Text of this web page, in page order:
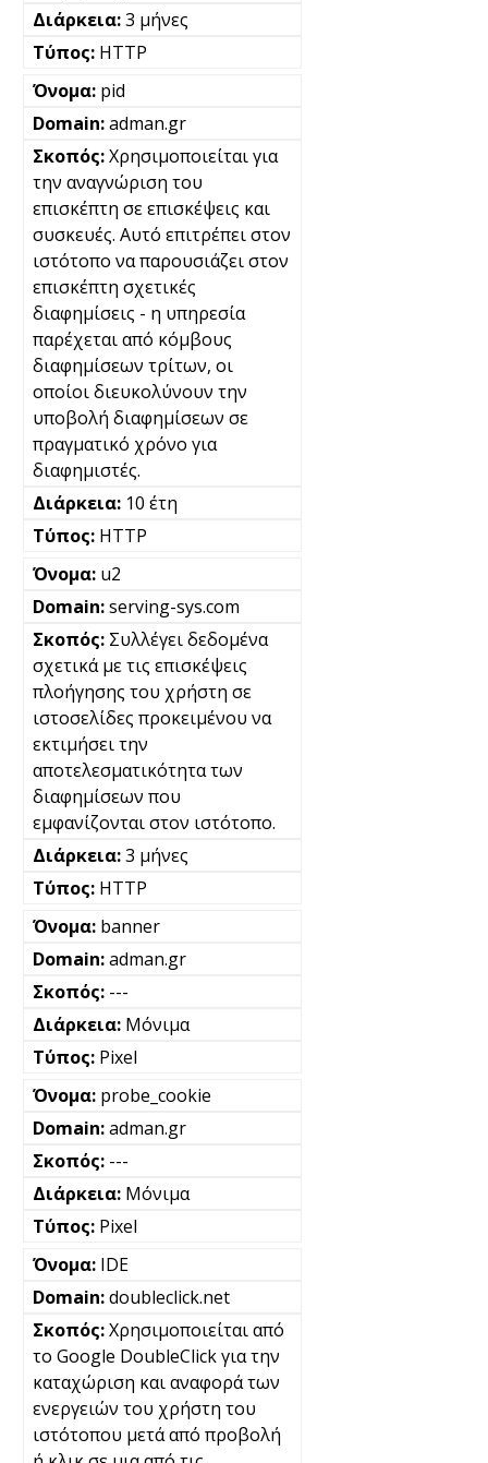
3 μήνες
HTTP
pid
adman.gr
Χρησιμοποιείται για
την αναγνώριση του
επισκέπτη σε επισκέψεις και
συσκευές. Αυτό επιτρέπει στον
ιστότοπο να παρουσιάζει στον
επισκέπτη σχετικές
διαφημίσεις - η υπηρεσία
παρέχεται από κόμβους
διαφημίσεων τρίτων, οι
οποίοι διευκολύνουν την
υποβολή διαφημίσεων σε
πραγματικό χρόνο για
διαφημιστές.
10 έτη
HTTP
u2
serving-sys.com
Συλλέγει δεδομένα
σχετικά με τις επισκέψεις
πλοήγησης του χρήστη σε
ιστοσελίδες προκειμένου να
εκτιμήσει την
αποτελεσματικότητα των
διαφημίσεων που
εμφανίζονται στον ιστότοπο.
3 μήνες
HTTP
banner
adman.gr
---
Μόνιμα
Pixel
probe_cookie
adman.gr
---
Μόνιμα
Pixel
IDE
doubleclick.net
Χρησιμοποιείται από
το Google DoubleClick για την
καταχώριση και αναφορά των
ενεργειών του χρήστη του
ιστότοπου μετά από προβολή